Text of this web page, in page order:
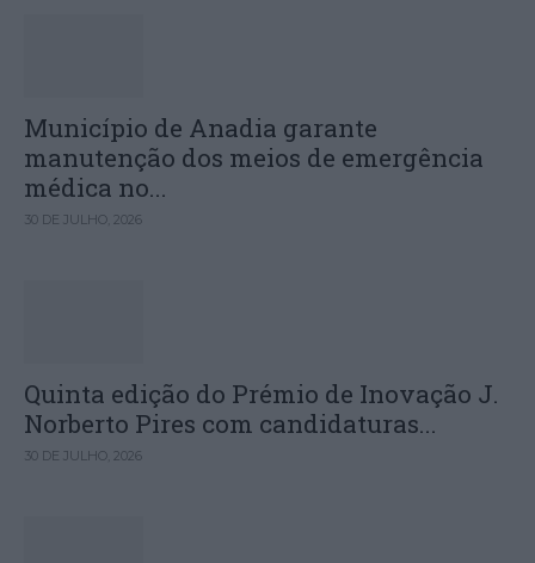
Município de Anadia garante
manutenção dos meios de emergência
médica no...
30 DE JULHO, 2026
Quinta edição do Prémio de Inovação J.
Norberto Pires com candidaturas...
30 DE JULHO, 2026